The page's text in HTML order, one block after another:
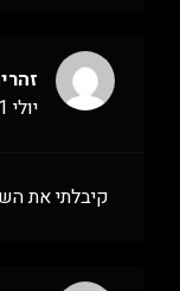
יולי 21, 2021
קיבלתי את